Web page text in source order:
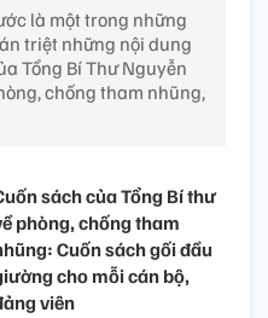
là một trong những
triệt những nội dung
Tổng Bí Thư Nguyễn
chống tham nhũng,
sách của Tổng Bí thư
phòng, chống tham
Cuốn sách gối đầu
cho mỗi cán bộ,
viên